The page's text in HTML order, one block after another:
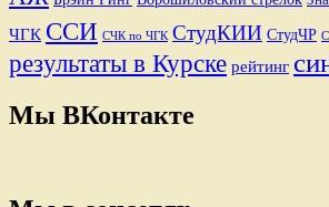
ЧГК ССИ СЧК по ЧГК СтудКИИ СтудЧР
результаты в Курске рейтинг
Мы ВКонтакте